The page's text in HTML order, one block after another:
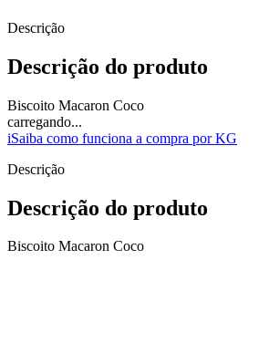
Descrição
Descrição do produto
Biscoito Macaron Coco
carregando...
iSaiba como funciona a compra por KG
Descrição
Descrição do produto
Biscoito Macaron Coco